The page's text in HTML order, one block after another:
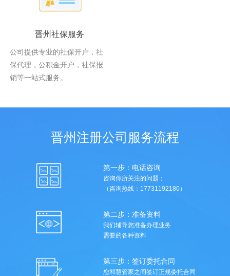
晋州社保服务
公司提供专业的社保开户，社
保代理，公积金开户，社保报
销等一站式服务。
晋州注册公司服务流程
第一步：电话咨询
咨询你所关注的问题；
（咨询热线：17731192180）
第二步：准备资料
我们辅导您准备办理业务
需要的各种资料
第三步：签订委托合同
您和慧管家之间签订正规委托合同